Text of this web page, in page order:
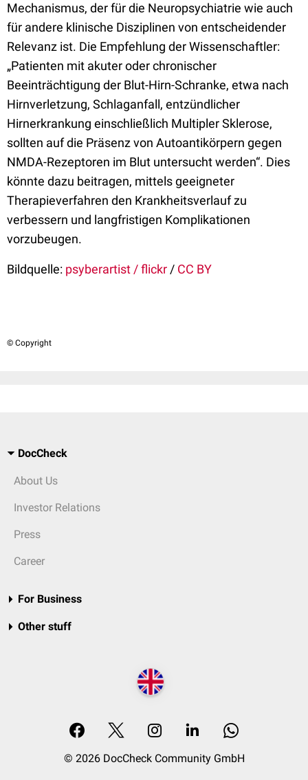
Mechanismus, der für die Neuropsychiatrie wie auch
für andere klinische Disziplinen von entscheidender
Relevanz ist. Die Empfehlung der Wissenschaftler:
„Patienten mit akuter oder chronischer
Beeinträchtigung der Blut-Hirn-Schranke, etwa nach
Hirnverletzung, Schlaganfall, entzündlicher
Hirnerkrankung einschließlich Multipler Sklerose,
sollten auf die Präsenz von Autoantikörpern gegen
NMDA-Rezeptoren im Blut untersucht werden“. Dies
könnte dazu beitragen, mittels geeigneter
Therapieverfahren den Krankheitsverlauf zu
verbessern und langfristigen Komplikationen
vorzubeugen.
Bildquelle: psyberartist / flickr / CC BY
© Copyright
DocCheck
About Us
Investor Relations
Press
Career
For Business
Other stuff
© 2026 DocCheck Community GmbH